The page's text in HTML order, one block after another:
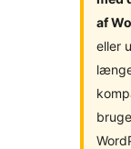
af
eller